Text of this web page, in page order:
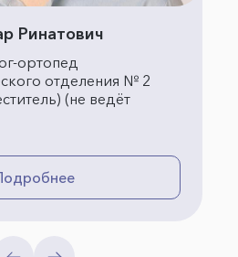
Ринатович
ортопед
отделения № 2
(не ведёт